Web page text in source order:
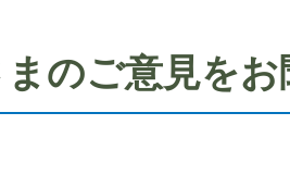
のご意見を